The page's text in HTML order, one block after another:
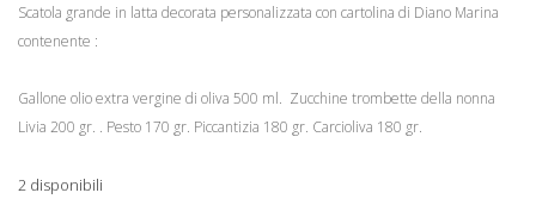
Scatola grande in latta decorata personalizzata con cartolina di Diano Marina
contenente :
Gallone olio extra vergine di oliva 500 ml. Zucchine trombette della nonna
Livia 200 gr. . Pesto 170 gr. Piccantizia 180 gr. Carcioliva 180 gr.
2 disponibili